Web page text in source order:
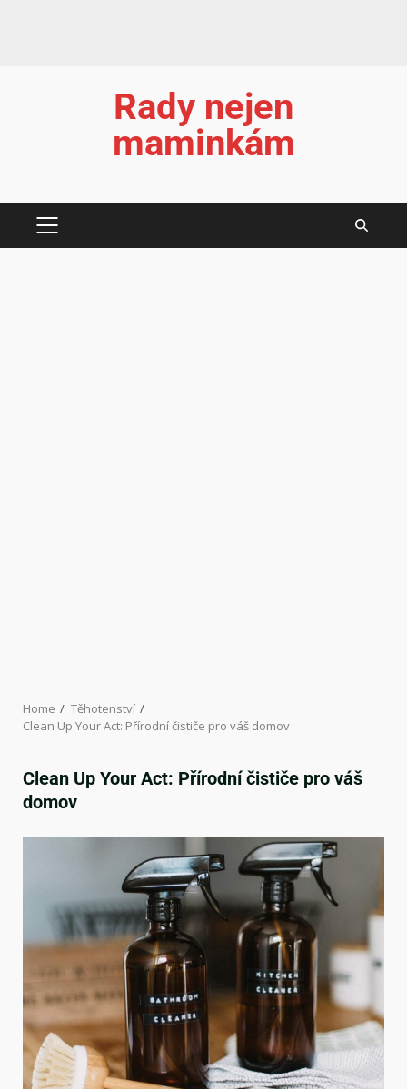
Rady nejen
maminkám
Home
Těhotenství
Clean Up Your Act: Přírodní čističe pro váš domov
Clean Up Your Act: Přírodní čističe pro váš
domov